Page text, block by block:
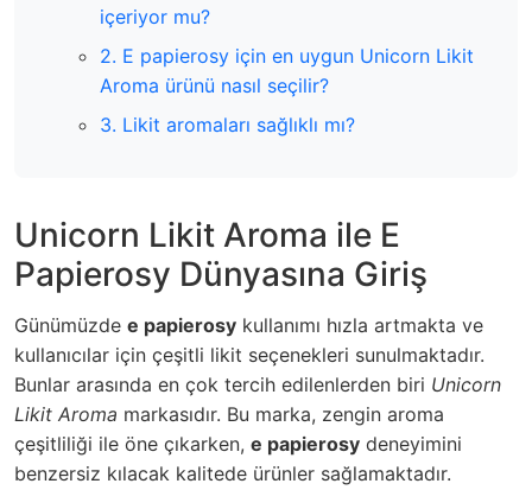
içeriyor mu?
2. E papierosy için en uygun Unicorn Likit
Aroma ürünü nasıl seçilir?
3. Likit aromaları sağlıklı mı?
Unicorn Likit Aroma ile E
Papierosy Dünyasına Giriş
Günümüzde e papierosy kullanımı hızla artmakta ve
kullanıcılar için çeşitli likit seçenekleri sunulmaktadır.
Bunlar arasında en çok tercih edilenlerden biri Unicorn
Likit Aroma markasıdır. Bu marka, zengin aroma
çeşitliliği ile öne çıkarken, e papierosy deneyimini
benzersiz kılacak kalitede ürünler sağlamaktadır.